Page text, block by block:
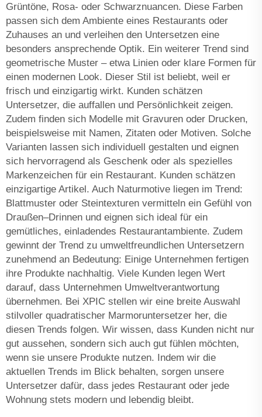
Grüntöne, Rosa- oder Schwarznuancen. Diese Farben
passen sich dem Ambiente eines Restaurants oder
Zuhauses an und verleihen den Untersetzen eine
besonders ansprechende Optik. Ein weiterer Trend sind
geometrische Muster – etwa Linien oder klare Formen für
einen modernen Look. Dieser Stil ist beliebt, weil er
frisch und einzigartig wirkt. Kunden schätzen
Untersetzer, die auffallen und Persönlichkeit zeigen.
Zudem finden sich Modelle mit Gravuren oder Drucken,
beispielsweise mit Namen, Zitaten oder Motiven. Solche
Varianten lassen sich individuell gestalten und eignen
sich hervorragend als Geschenk oder als spezielles
Markenzeichen für ein Restaurant. Kunden schätzen
einzigartige Artikel. Auch Naturmotive liegen im Trend:
Blattmuster oder Steintexturen vermitteln ein Gefühl von
Draußen–Drinnen und eignen sich ideal für ein
gemütliches, einladendes Restaurantambiente. Zudem
gewinnt der Trend zu umweltfreundlichen Untersetzern
zunehmend an Bedeutung: Einige Unternehmen fertigen
ihre Produkte nachhaltig. Viele Kunden legen Wert
darauf, dass Unternehmen Umweltverantwortung
übernehmen. Bei XPIC stellen wir eine breite Auswahl
stilvoller quadratischer Marmoruntersetzer her, die
diesen Trends folgen. Wir wissen, dass Kunden nicht nur
gut aussehen, sondern sich auch gut fühlen möchten,
wenn sie unsere Produkte nutzen. Indem wir die
aktuellen Trends im Blick behalten, sorgen unsere
Untersetzer dafür, dass jedes Restaurant oder jede
Wohnung stets modern und lebendig bleibt.